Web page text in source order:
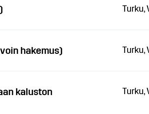
Turku,
hakemus) Turku,
kaluston
Turku,